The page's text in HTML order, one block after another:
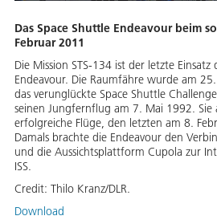
Das Space Shuttle Endeavour beim
Februar 2011
Die Mission STS-134 ist der letzte Einsatz
Endeavour. Die Raumfähre wurde am
das verunglückte Space Shuttle
seinen Jungfernflug am 7. Mai 1992. Sie
erfolgreiche Flüge, den letzten am 8.
Damals brachte die Endeavour den
und die Aussichtsplattform Cupola zur
ISS.
Credit: Thilo Kranz/DLR.
Download